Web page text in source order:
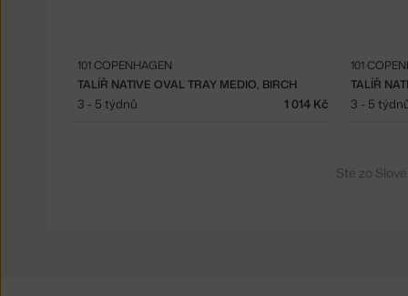
TALÍŘ NATIVE OVAL TRAY MEDIO, BIRCH
101 COPENHAGEN
3 - 5 týdnů 1 014 Kč
101
3 - 5
Ste zo